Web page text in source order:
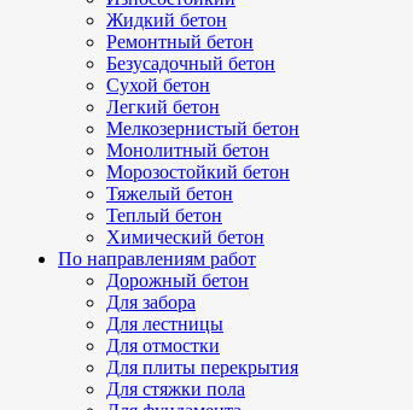
Жидкий бетон
Ремонтный бетон
Безусадочный бетон
Сухой бетон
Легкий бетон
Мелкозернистый бетон
Монолитный бетон
Морозостойкий бетон
Тяжелый бетон
Теплый бетон
Химический бетон
По направлениям работ
Дорожный бетон
Для забора
Для лестницы
Для отмостки
Для плиты перекрытия
Для стяжки пола